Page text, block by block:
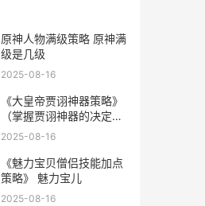
原神人物满级策略 原神满
级是几级
2025-08-16
《大皇帝贾诩神器策略》
（掌握贾诩神器的决定因
素诀窍
2025-08-16
《魅力宝贝僧侣技能加点
策略》 魅力宝儿
2025-08-16